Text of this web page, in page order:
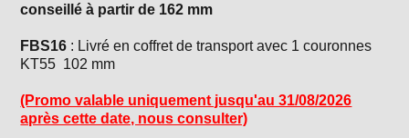
conseillé à partir de 162 mm
FBS16 : Livré en coffret de transport avec 1 couronnes
KT55 102 mm
(Promo valable uniquement jusqu'au 31/08/2026
après cette date, nous consulter)